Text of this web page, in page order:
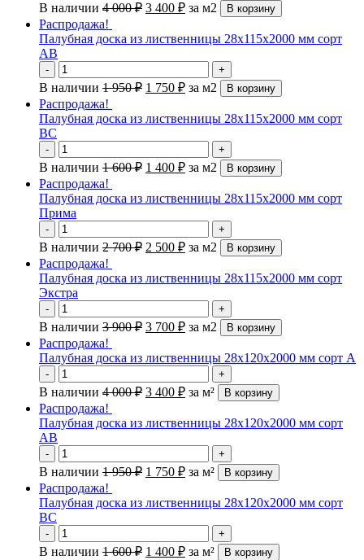
В наличии 4 000₽ 3 400 ₽ за м2 В корзину
Распродажа!
Палубная доска из лиственницы 28х115х2000 мм сорт
АВ
- +
В наличии 1 950₽ 1 750 ₽ за м2 В корзину
Распродажа!
Палубная доска из лиственницы 28х115х2000 мм сорт
ВС
- +
В наличии 1 600₽ 1 400 ₽ за м2 В корзину
Распродажа!
Палубная доска из лиственницы 28х115х2000 мм сорт
Прима
- +
В наличии 2 700₽ 2 500 ₽ за м2 В корзину
Распродажа!
Палубная доска из лиственницы 28х115х2000 мм сорт
Экстра
- +
В наличии 3 900₽ 3 700 ₽ за м2 В корзину
Распродажа!
Палубная доска из лиственницы 28х120х2000 мм сорт А
- +
В наличии 4 000₽ 3 400 ₽ за м² В корзину
Распродажа!
Палубная доска из лиственницы 28х120х2000 мм сорт
АВ
- +
В наличии 1 950₽ 1 750 ₽ за м² В корзину
Распродажа!
Палубная доска из лиственницы 28х120х2000 мм сорт
ВС
- +
В наличии 1 600₽ 1 400 ₽ за м² В корзину